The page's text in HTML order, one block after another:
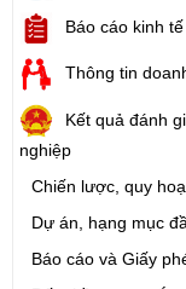
Báo cáo kinh
Thông tin
Kết quả đánh
nghiệp
Chiến lược, quy
Dự án, hạng mục
Báo cáo và Giấy